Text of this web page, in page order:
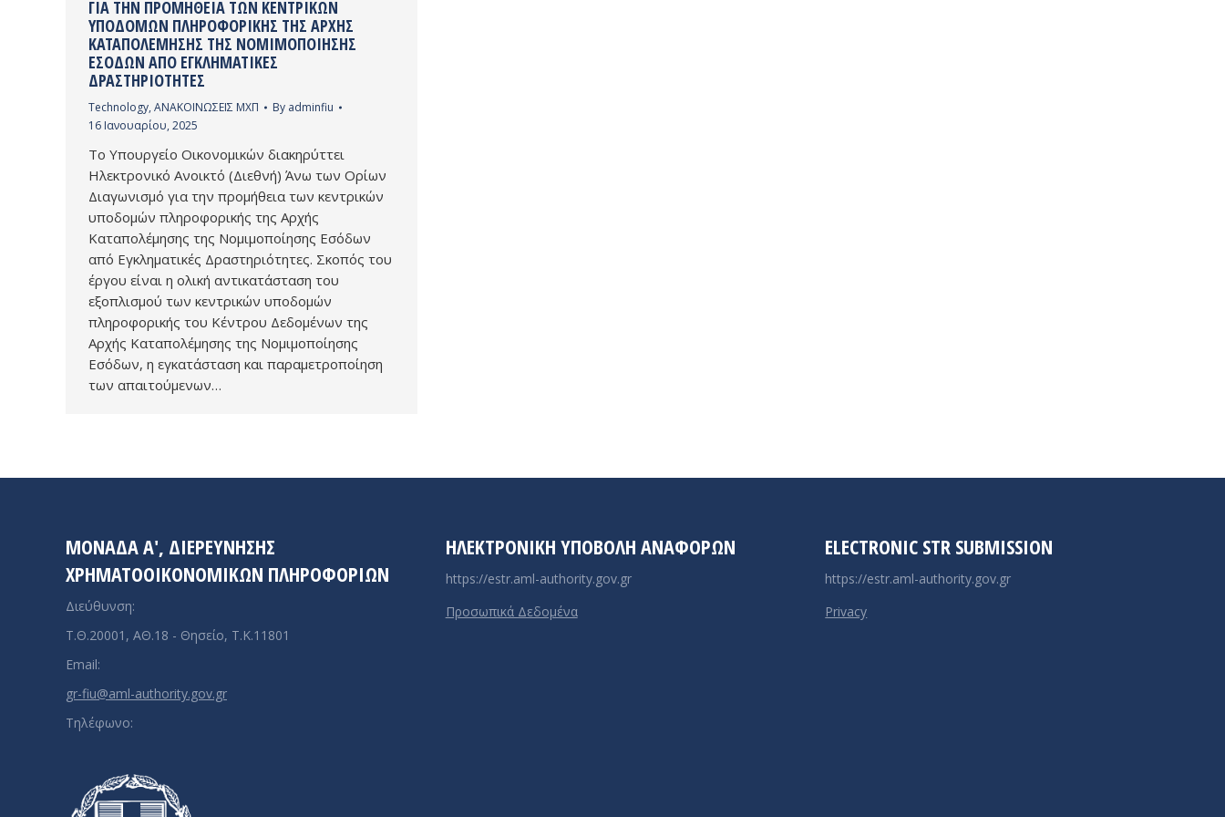
ΓΙΑ ΤΗΝ ΠΡΟΜΉΘΕΙΑ ΤΩΝ ΚΕΝΤΡΙΚΏΝ
ΥΠΟΔΟΜΏΝ ΠΛΗΡΟΦΟΡΙΚΉΣ ΤΗΣ ΑΡΧΉΣ
ΚΑΤΑΠΟΛΈΜΗΣΗΣ ΤΗΣ ΝΟΜΙΜΟΠΟΊΗΣΗΣ
ΕΣΌΔΩΝ ΑΠΌ ΕΓΚΛΗΜΑΤΙΚΈΣ
ΔΡΑΣΤΗΡΙΌΤΗΤΕΣ
Technology, ΑΝΑΚΟΙΝΩΣΕΙΣ ΜΧΠ By adminfiu
16 Ιανουαρίου, 2025
Το Υπουργείο Οικονομικών διακηρύττει
Ηλεκτρονικό Ανοικτό (Διεθνή) Άνω των Ορίων
Διαγωνισμό για την προμήθεια των κεντρικών
υποδομών πληροφορικής της Αρχής
Καταπολέμησης της Νομιμοποίησης Εσόδων
από Εγκληματικές Δραστηριότητες. Σκοπός του
έργου είναι η ολική αντικατάσταση του
εξοπλισμού των κεντρικών υποδομών
πληροφορικής του Κέντρου Δεδομένων της
Αρχής Καταπολέμησης της Νομιμοποίησης
Εσόδων, η εγκατάσταση και παραμετροποίηση
των απαιτούμενων…
ΜΟΝΑΔΑ A', ΔΙΕΡΕΥΝΗΣΗΣ
ΧΡΗΜΑΤΟΟΙΚΟΝΟΜΙΚΩΝ ΠΛΗΡΟΦΟΡΙΩΝ
Διεύθυνση:
Τ.Θ.20001, ΑΘ.18 - Θησείο, Τ.Κ.11801
Email:
gr-fiu@aml-authority.gov.gr
Τηλέφωνο:
ΗΛΕΚΤΡΟΝΙΚΉ ΥΠΟΒΟΛΉ ΑΝΑΦΟΡΏΝ
https://estr.aml-authority.gov.gr
Προσωπικά Δεδομένα
ELECTRONIC STR SUBMISSION
https://estr.aml-authority.gov.gr
Privacy